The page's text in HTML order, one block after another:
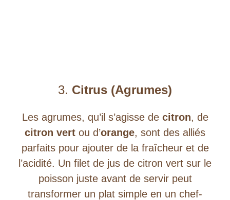
3. Citrus (Agrumes)
Les agrumes, qu’il s’agisse de citron, de
citron vert ou d’orange, sont des alliés
parfaits pour ajouter de la fraîcheur et de
l’acidité. Un filet de jus de citron vert sur le
poisson juste avant de servir peut
transformer un plat simple en un chef-